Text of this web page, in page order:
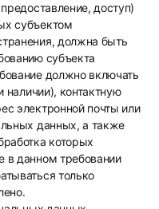
доступ)
субъектом
должна быть
субъекта
должно включать
наличии), контактную
электронной почты или
данных, а также
которых
в данном требовании
только